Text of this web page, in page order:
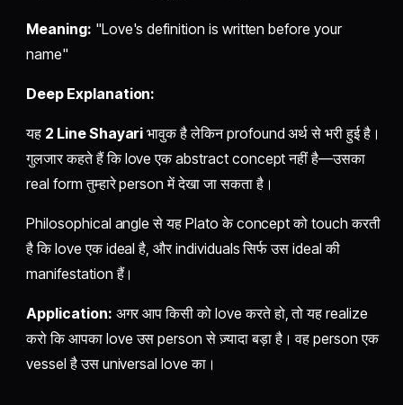
Meaning: "Love's definition is written before your
name"
Deep Explanation:
यह 2 Line Shayari भावुक है लेकिन profound अर्थ से भरी हुई है।
गुलजार कहते हैं कि love एक abstract concept नहीं है—उसका
real form तुम्हारे person में देखा जा सकता है।
Philosophical angle से यह Plato के concept को touch करती
है कि love एक ideal है, और individuals सिर्फ उस ideal की
manifestation हैं।
Application: अगर आप किसी को love करते हो, तो यह realize
करो कि आपका love उस person से ज़्यादा बड़ा है। वह person एक
vessel है उस universal love का।